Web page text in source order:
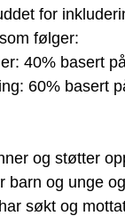
for
følger:
40% basert
60% basert
og støtter
barn og unge
søkt og